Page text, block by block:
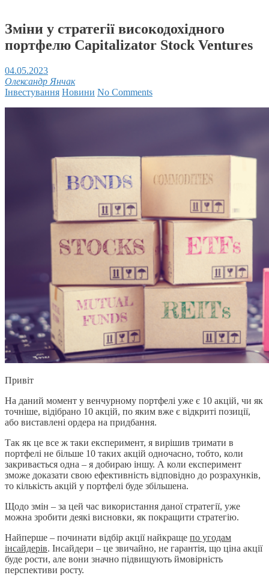
Зміни у стратегії високодохідного
портфелю Capitalizator Stock Ventures
04.05.2023
Олександр Янчак
Інвестування Новини No Comments
Привіт
На даний момент у венчурному портфелі уже є 10 акцій, чи як
точніше, відібрано 10 акцій, по яким вже є відкриті позиції,
або виставлені ордера на придбання.
Так як це все ж таки експеримент, я вирішив тримати в
портфелі не більше 10 таких акцій одночасно, тобто, коли
закривається одна – я добираю іншу. А коли експеримент
зможе доказати свою ефективність відповідно до розрахунків,
то кількість акцій у портфелі буде збільшена.
Щодо змін – за цей час використання даної стратегії, уже
можна зробити деякі висновки, як покращити стратегію.
Найперше – починати відбір акції найкраще по угодам
інсайдерів. Інсайдери – це звичайно, не гарантія, що ціна акції
буде рости, але вони значно підвищують ймовірність
перспективи росту.